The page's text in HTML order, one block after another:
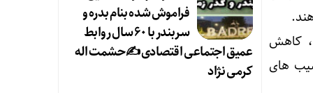
طلاق، کاهش
های
فراموش شده بنام بدره و
سربندر با ۶۰ سال روابط
عمیق اجتماعی اقتصادی ✍حشمت اله
کرمی نژاد